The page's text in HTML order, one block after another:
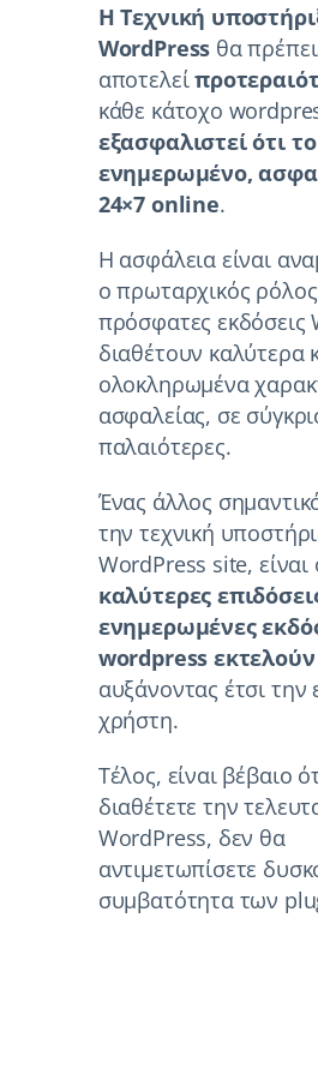
Η Τεχνική
WordPress θα
αποτελεί
κάθε κάτοχο
εξασφαλιστεί ότι
ενημερωμένο,
24×7 online.
Η ασφάλεια είναι
ο πρωταρχικός
πρόσφατες εκδόσεις
διαθέτουν καλύτερα
ολοκληρωμένα
ασφαλείας, σε
παλαιότερες.
Ένας άλλος
την τεχνική
WordPress site, είναι
καλύτερες
ενημερωμένες
wordpress
αυξάνοντας έτσι την
χρήστη.
Τέλος, είναι βέβαιο
διαθέτετε την
WordPress, δεν θα
αντιμετωπίσετε
συμβατότητα των